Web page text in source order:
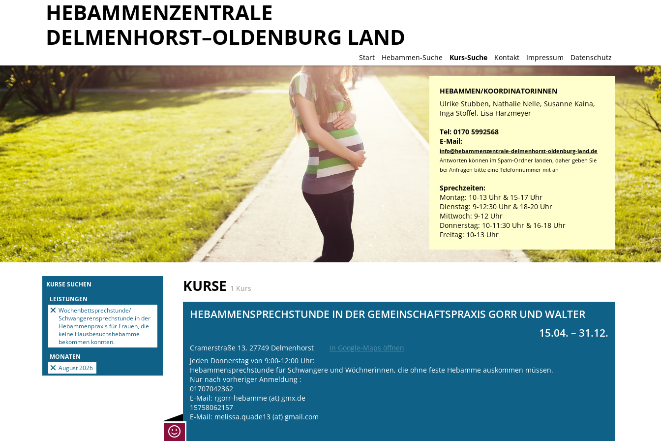
HEBAMMENZENTRALE
DELMENHORST–OLDENBURG LAND
Start Hebammen-Suche Kurs-Suche Kontakt Impressum Datenschutz
HEBAMMENZENTRALE
DELMENHORST–OLDENBURG LAND
Start Hebammen-Suche Kurs-Suche Kontakt Impressum Datenschutz
HEBAMMEN/KOORDINATORINNEN
Ulrike Stubben, Nathalie Nelle, Susanne Kaina,
Inga Stoffel, Lisa Harzmeyer
Tel: 0170 5992568
E-Mail:
info@hebammenzentrale-delmenhorst-oldenburg-land.de
Antworten können im Spam-Ordner landen, daher geben Sie
bei Anfragen bitte eine Telefonnummer mit an
Sprechzeiten:
Montag: 10-13 Uhr & 15-17 Uhr
Dienstag: 9-12:30 Uhr & 18-20 Uhr
Mittwoch: 9-12 Uhr
Donnerstag: 10-11:30 Uhr & 16-18 Uhr
Freitag: 10-13 Uhr
KURSE SUCHEN
LEISTUNGEN
Wochenbettsprechstunde/
Schwangerensprechstunde in der
Hebammenpraxis für Frauen, die
keine Hausbesuchshebamme
bekommen konnten.
MONATEN
August 2026
KURSE 1 Kurs
HEBAMMENSPRECHSTUNDE IN DER GEMEINSCHAFTSPRAXIS GORR UND WALTER
15.04. – 31.12.
Cramerstraße 13, 27749 Delmenhorst
In Google-Maps öffnen
jeden Donnerstag von 9:00-12:00 Uhr:
Hebammensprechstunde für Schwangere und Wöchnerinnen, die ohne feste Hebamme auskommen müssen.
Nur nach vorheriger Anmeldung :
01707042362
E-Mail: rgorr-hebamme (at) gmx.de
15758062157
E-Mail: melissa.quade13 (at) gmail.com